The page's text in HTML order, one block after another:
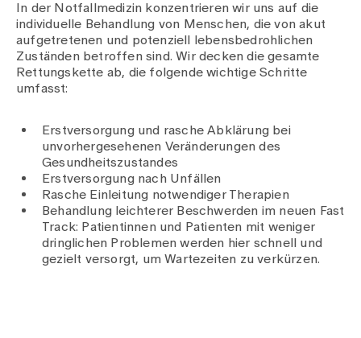
In der Notfallmedizin konzentrieren wir uns auf die
individuelle Behandlung von Menschen, die von akut
aufgetretenen und potenziell lebensbedrohlichen
Zuständen betroffen sind. Wir decken die gesamte
Rettungskette ab, die folgende wichtige Schritte
umfasst:
Erstversorgung und rasche Abklärung bei
unvorhergesehenen Veränderungen des
Gesundheitszustandes
Erstversorgung nach Unfällen
Rasche Einleitung notwendiger Therapien
Behandlung leichterer Beschwerden im neuen Fast
Track: Patientinnen und Patienten mit weniger
dringlichen Problemen werden hier schnell und
gezielt versorgt, um Wartezeiten zu verkürzen.